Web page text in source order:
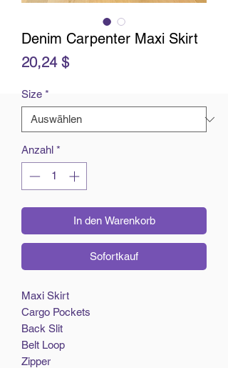
Denim Carpenter Maxi Skirt
20,24 $Preis
Size *
Anzahl *
In den Warenkorb
Sofortkauf
Maxi Skirt
Cargo Pockets
Back Slit
Belt Loop
Zipper